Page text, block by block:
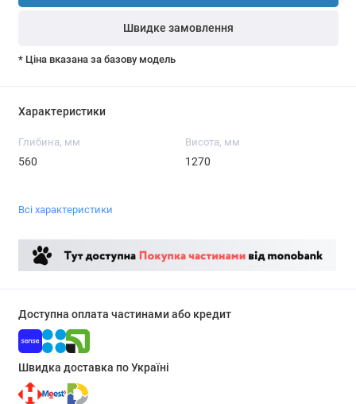
Швидке замовлення
* Ціна вказана за базову модель
Характеристики
Глибина, мм
560
Висота, мм
1270
Всі характеристики
Доступна оплата частинами або кредит
Швидка доставка по Україні